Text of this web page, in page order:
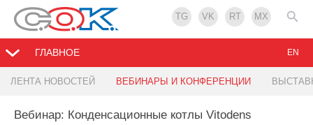
TG VK RT MX
ГЛАВНОЕ
ЛЕНТА НОВОСТЕЙ ВЕБИНАРЫ И КОНФЕРЕНЦИИ
EN
Вебинар: Конденсационные котлы Vitodens